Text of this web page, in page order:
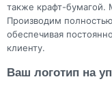
также крафт-бумагой.
Производим
обеспечивая
клиенту.
Ваш логотип на